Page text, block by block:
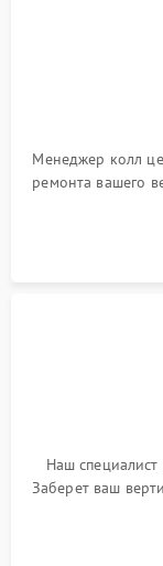
Менеджер колл
ремонта вашего
Наш
Заберет ваш